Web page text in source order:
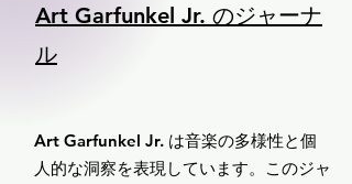
Art Garfunkel Jr. のジャーナ
ル
Art Garfunkel Jr. は音楽の多様性と個
人的な洞察を表現しています。このジャ